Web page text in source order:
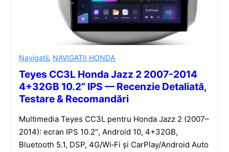
Navigatii, NAVIGATII HONDA
Teyes CC3L Honda Jazz 2 2007-2014
4+32GB 10.2” IPS — Recenzie Detaliată,
Testare & Recomandări
Multimedia Teyes CC3L pentru Honda Jazz 2 (2007–
2014): ecran IPS 10.2″, Android 10, 4+32GB,
Bluetooth 5.1, DSP, 4G/Wi‑Fi și CarPlay/Android Auto